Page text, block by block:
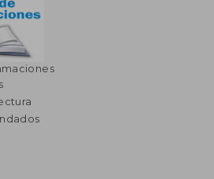
$ 23.52
19.99